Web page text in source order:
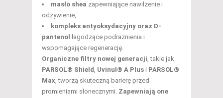
masło shea zapewniające nawilżenie i
odżywienie,
kompleks antyoksydacyjny oraz D-
pantenol łagodzące podrażnienia i
wspomagające regenerację.
Organiczne filtry nowej generacji, takie jak
PARSOL® Shield, Uvinul® A Plus i PARSOL®
Max, tworzą skuteczną barierę przed
promieniami słonecznymi. Zapewniają one